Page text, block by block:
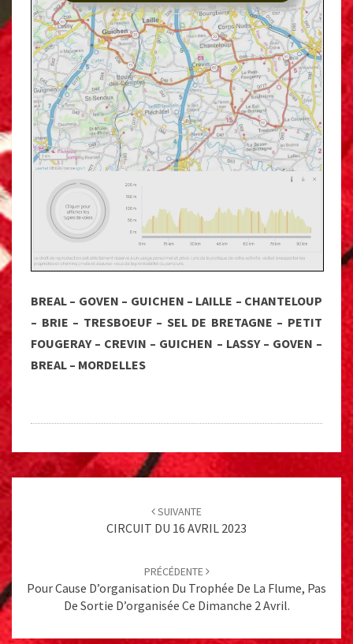
BREAL – GOVEN – GUICHEN – LAILLE – CHANTELOUP
– BRIE – TRESBOEUF – SEL DE BRETAGNE – PETIT
FOUGERAY – CREVIN – GUICHEN – LASSY – GOVEN –
BREAL – MORDELLES
Post
SUIVANTE
CIRCUIT DU 16 AVRIL 2023
PRÉCÉDENTE
Pour Cause D’organisation Du Trophée De La Flume, Pas
De Sortie D’organisée Ce Dimanche 2 Avril.